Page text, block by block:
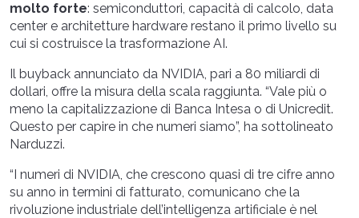
molto forte: semiconduttori, capacità di calcolo, data
center e architetture hardware restano il primo livello su
cui si costruisce la trasformazione AI.
Il buyback annunciato da NVIDIA, pari a 80 miliardi di
dollari, offre la misura della scala raggiunta. “Vale più o
meno la capitalizzazione di Banca Intesa o di Unicredit.
Questo per capire in che numeri siamo”, ha sottolineato
Narduzzi.
“I numeri di NVIDIA, che crescono quasi di tre cifre anno
su anno in termini di fatturato, comunicano che la
rivoluzione industriale dell’intelligenza artificiale è nel